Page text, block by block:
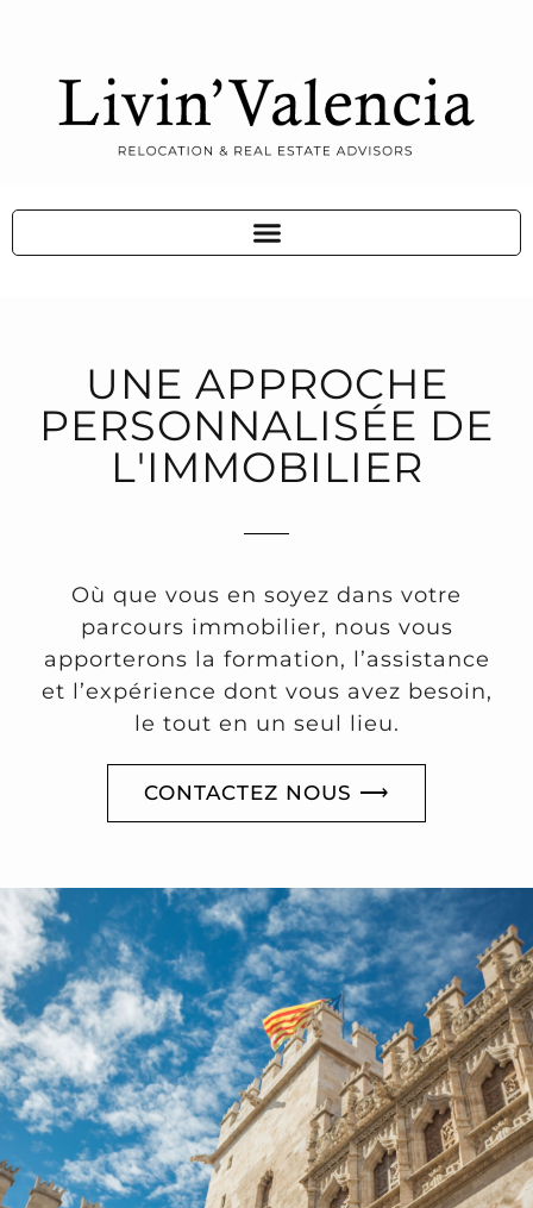
UNE APPROCHE
PERSONNALISÉE DE
L'IMMOBILIER
Où que vous en soyez dans votre
parcours immobilier, nous vous
apporterons la formation, l’assistance
et l’expérience dont vous avez besoin,
le tout en un seul lieu.
CONTACTEZ NOUS ⟶